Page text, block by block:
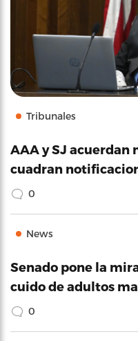
Tribunales
AAA y SJ acuerdan
cuadran
0
News
Senado pone la
cuido de adultos
0